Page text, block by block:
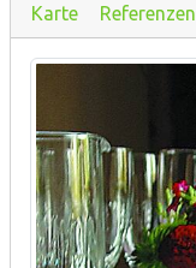
Karte Referenzen